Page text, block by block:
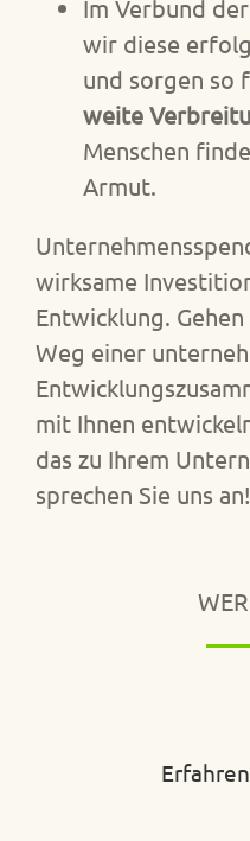
Im Verbund
wir diese
und sorgen so
weite
Menschen
Armut.
wirksame
Entwicklung.
Weg einer
mit Ihnen
das zu Ihrem
sprechen Sie uns an!